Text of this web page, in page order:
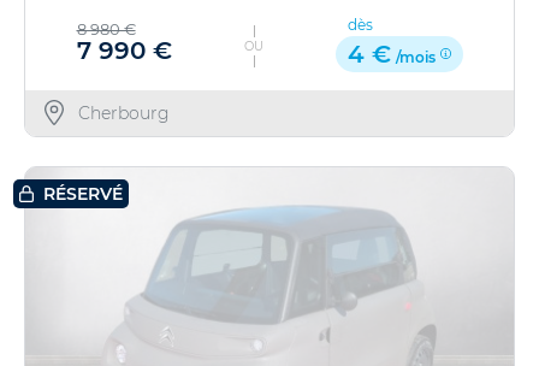
8 980 €
7 990 € OU
dès
4 € /mois
Cherbourg
RÉSERVÉ